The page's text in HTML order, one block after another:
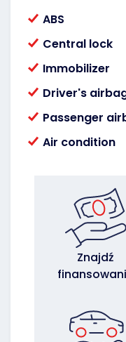
ABS
Central lock
Immobilizer
Driver's
Passenger
Air condition
Znajdź